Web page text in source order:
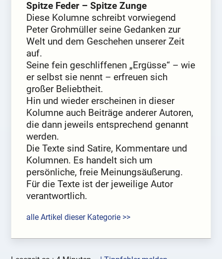
Spitze Feder – Spitze Zunge
Diese Kolumne schreibt vorwiegend
Peter Grohmüller seine Gedanken zur
Welt und dem Geschehen unserer Zeit
auf.
Seine fein geschliffenen „Ergüsse“ – wie
er selbst sie nennt – erfreuen sich
großer Beliebtheit.
Hin und wieder erscheinen in dieser
Kolumne auch Beiträge anderer Autoren,
die dann jeweils entsprechend genannt
werden.
Die Texte sind Satire, Kommentare und
Kolumnen. Es handelt sich um
persönliche, freie Meinungsäußerung.
Für die Texte ist der jeweilige Autor
verantwortlich.
alle Artikel dieser Kategorie >>